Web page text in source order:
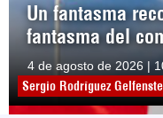
Un fantasma
fantasma del
4 de agosto de 2026 |
Sergio Rodríguez